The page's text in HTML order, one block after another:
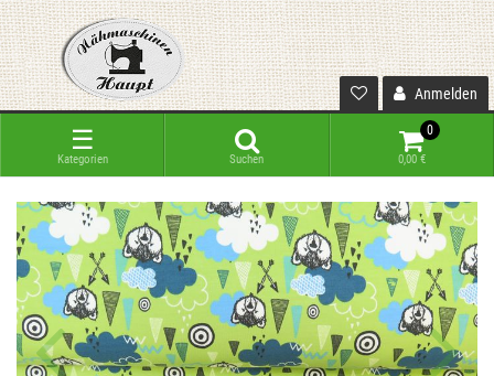
Anmelden
☰
Kategorien Suchen
0
0,00 €